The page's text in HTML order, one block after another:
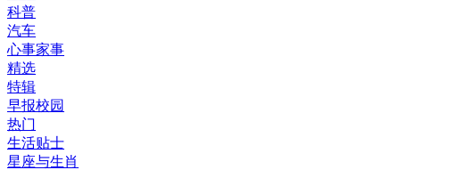
科普
汽车
心事家事
精选
特辑
早报校园
热门
生活贴士
星座与生肖